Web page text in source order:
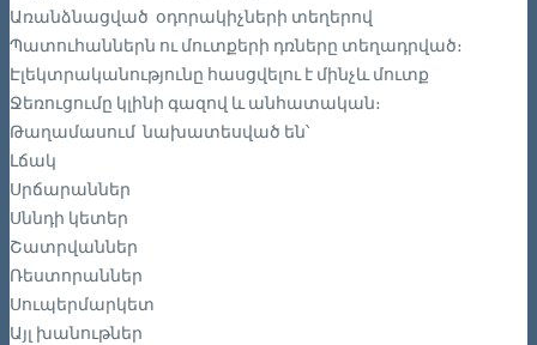
Առանձնացված օդորակիչների տեղերով
Պատուհաններն ու մուտքերի դռները տեղադրված։
Էլեկտրականությունը հասցվելու է մինչև մուտք
Ջեռուցումը կլինի գազով և անհատական։
Թաղամասում նախատեսված են՝
Լճակ
Սրճարաններ
Սննդի կետեր
Շատրվաններ
Ռեստորաններ
Սուպերմարկետ
Այլ խանութներ